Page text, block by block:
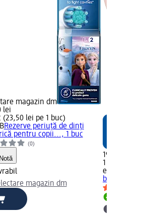
magazin dm
lei
(23,50 lei pe 1 buc)
Rezerve periuță de dinți
pentru copii..., 1 buc
(0)
Notă
magazin dm
19,95 lei
1 buc
ebelin
buc